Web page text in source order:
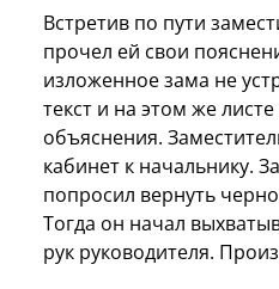
Встретив по пути
прочел ей свои
изложенное зама не
текст и на этом же
объяснения.
кабинет к начальнику.
попросил вернуть
Тогда он начал
рук руководителя.